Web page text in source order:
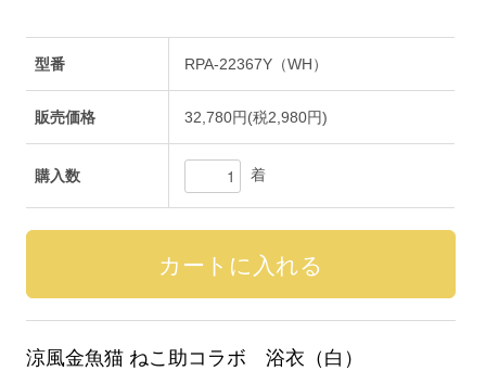
型番 RPA-22367Y（WH）
販売価格 32,780円(税2,980円)
購入数 着
涼風金魚猫 ねこ助コラボ 浴衣（白）